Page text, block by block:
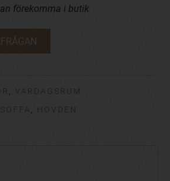
förekomma i butik
VARDAGSRUM
HOVDEN